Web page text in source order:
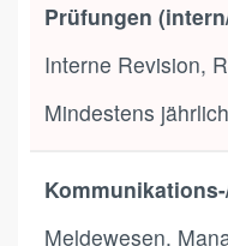
Prüfungen
Interne Revision,
Mindestens
Meldewesen,